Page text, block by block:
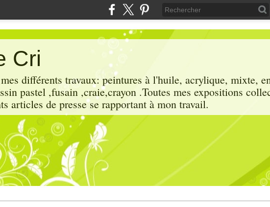
Cri
différents travaux: peintures à l'huile, acrylique, mixte,
pastel ,fusain ,craie,crayon .Toutes mes expositions
articles de presse se rapportant à mon travail.